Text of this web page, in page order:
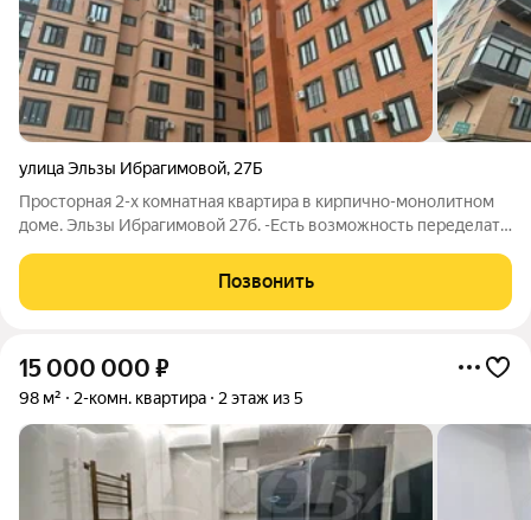
улица Эльзы Ибрагимовой, 27Б
Просторная 2-х комнатная квартира в кирпично-монолитном
доме. Эльзы Ибрагимовой 27б. -Есть возможность переделать
82м2. -Совмещенный санузел. -Дом полностью
газифицирован. - Имеется
Позвонить
15 000 000 ₽
98 м² 2-комн. квартира 2 этаж из 5